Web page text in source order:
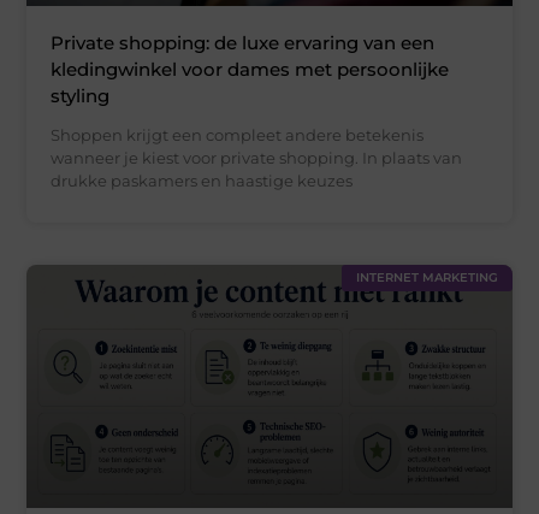
Private shopping: de luxe ervaring van een
kledingwinkel voor dames met persoonlijke
styling
Shoppen krijgt een compleet andere betekenis
wanneer je kiest voor private shopping. In plaats van
drukke paskamers en haastige keuzes
INTERNET MARKETING